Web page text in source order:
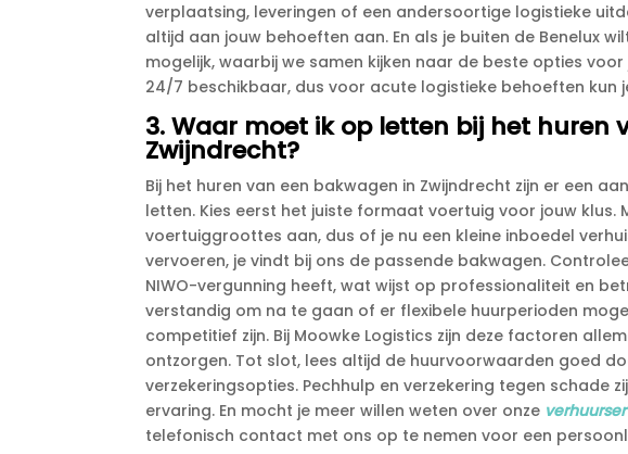
verplaatsing, leveringen of een andersoortige logistieke
altijd aan jouw behoeften aan.​ En als je buiten de Benelux
mogelijk, waarbij we samen kijken naar de beste opties
24/7 beschikbaar, dus voor acute logistieke behoeften kun
3.​ Waar moet ik op letten bij het huren
Zwijndrecht?
Bij het huren van een bakwagen in Zwijndrecht zijn er een
letten.​ Kies eerst het juiste formaat voertuig voor jouw klus.​
voertuiggroottes aan, dus of je nu een kleine inboedel
vervoeren, je vindt bij ons de passende bakwagen.​
NIWO-vergunning heeft, wat wijst op professionaliteit en
verstandig om na te gaan of er flexibele huurperioden
competitief zijn.​ Bij Moowke Logistics zijn deze factoren
ontzorgen.​ Tot slot, lees altijd de huurvoorwaarden goed
verzekeringsopties.​ Pechhulp en verzekering tegen schade
ervaring.​ En mocht je meer willen weten over onze
telefonisch contact met ons op te nemen voor een